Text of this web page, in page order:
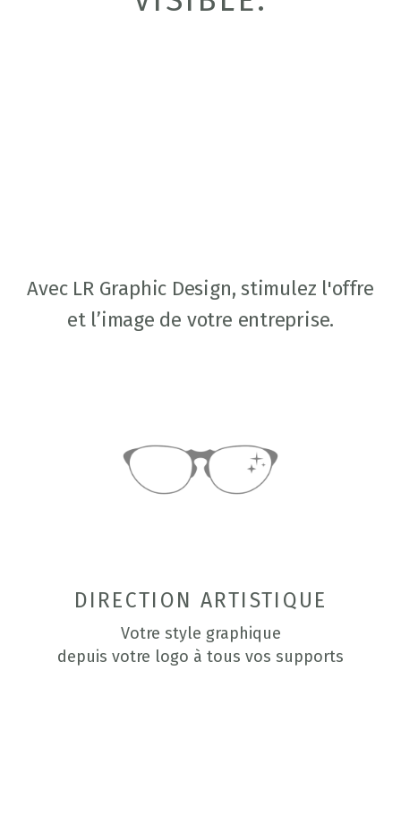
Avec LR Graphic Design, stimulez l'offre
et l’image de votre entreprise.
DIRECTION ARTISTIQUE
Votre style graphique
depuis votre logo à tous vos supports